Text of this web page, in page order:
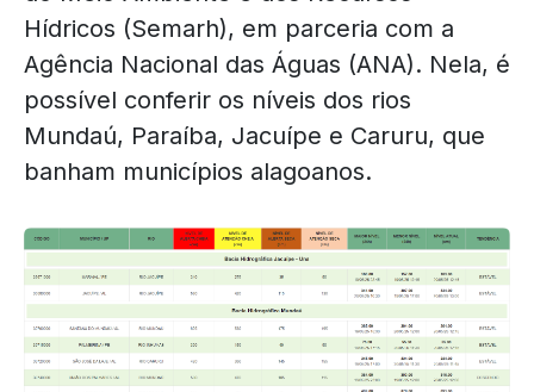
Hídricos (Semarh), em parceria com a
Agência Nacional das Águas (ANA). Nela, é
possível conferir os níveis dos rios
Mundaú, Paraíba, Jacuípe e Caruru, que
banham municípios alagoanos.